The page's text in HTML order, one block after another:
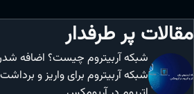
مقالات پر طرفدار
شبکه آربیتروم چیست؟ اضافه
شبکه آربیتروم برای واریز و